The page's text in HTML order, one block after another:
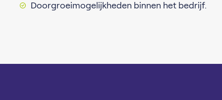
Doorgroeimogelijkheden binnen het bedrijf.